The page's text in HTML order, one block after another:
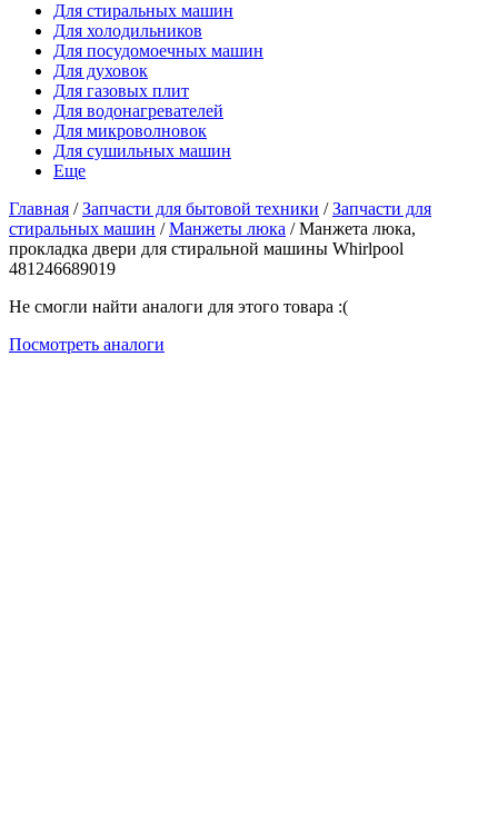
Для стиральных машин
Для холодильников
Для посудомоечных машин
Для духовок
Для газовых плит
Для водонагревателей
Для микроволновок
Для сушильных машин
Еще
Главная /Запчасти для бытовой техники /Запчасти для
стиральных машин /Манжеты люка / Манжета люка,
прокладка двери для стиральной машины Whirlpool
481246689019
Не смогли найти аналоги для этого товара :(
Посмотреть аналоги